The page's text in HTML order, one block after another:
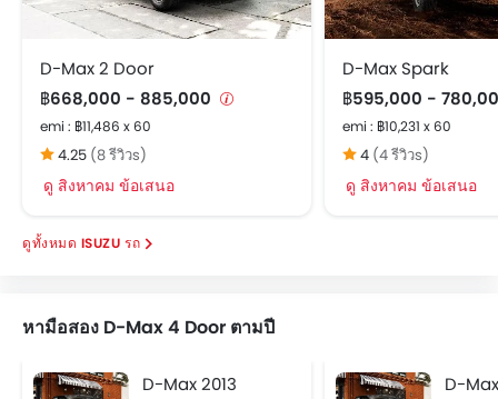
D-Max 2 Door
฿668,000 - 885,000
emi : ฿11,486 x 60
4.25 (8 รีวิวs)
ดู สิงหาคม ข้อเสนอ
D-Max Spark
฿595,000 -
emi : ฿10,231 x 60
4 (4 รีวิวs)
ดู สิงหาคม ข้อเสนอ
ISUZU รถ
หามือสอง D-Max 4 Door ตามปี
D-Max 2013 D-